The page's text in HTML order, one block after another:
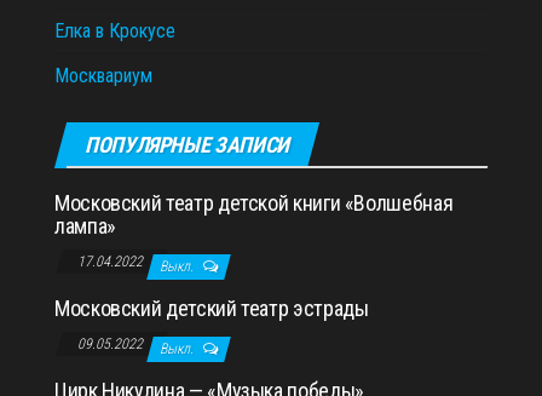
Елка в Крокусе
Москвариум
ПОПУЛЯРНЫЕ ЗАПИСИ
Московский театр детской книги «Волшебная
лампа»
17.04.2022 Выкл.
Московский детский театр эстрады
09.05.2022 Выкл.
Цирк Никулина — «Музыка победы»